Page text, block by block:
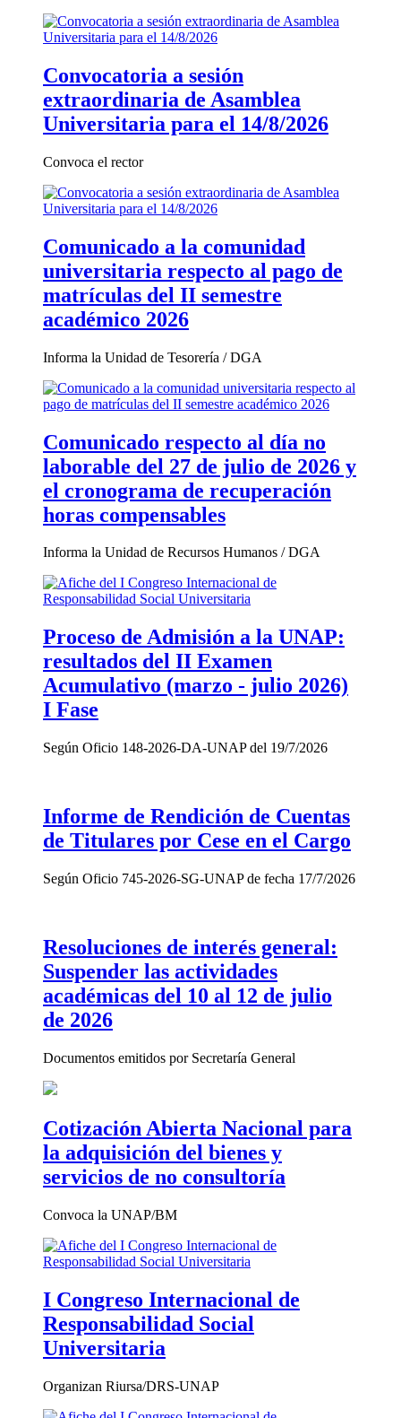
Convocatoria a sesión
extraordinaria de Asamblea
Universitaria para el 14/8/2026
Convoca el rector
Comunicado a la comunidad
universitaria respecto al pago de
matrículas del II semestre
académico 2026
Informa la Unidad de Tesorería / DGA
Comunicado respecto al día no
laborable del 27 de julio de 2026 y
el cronograma de recuperación
horas compensables
Informa la Unidad de Recursos Humanos / DGA
Proceso de Admisión a la UNAP:
resultados del II Examen
Acumulativo (marzo - julio 2026)
I Fase
Según Oficio 148-2026-DA-UNAP del 19/7/2026
Informe de Rendición de Cuentas
de Titulares por Cese en el Cargo
Según Oficio 745-2026-SG-UNAP de fecha 17/7/2026
Resoluciones de interés general:
Suspender las actividades
académicas del 10 al 12 de julio
de 2026
Documentos emitidos por Secretaría General
Cotización Abierta Nacional para
la adquisición del bienes y
servicios de no consultoría
Convoca la UNAP/BM
I Congreso Internacional de
Responsabilidad Social
Universitaria
Organizan Riursa/DRS-UNAP